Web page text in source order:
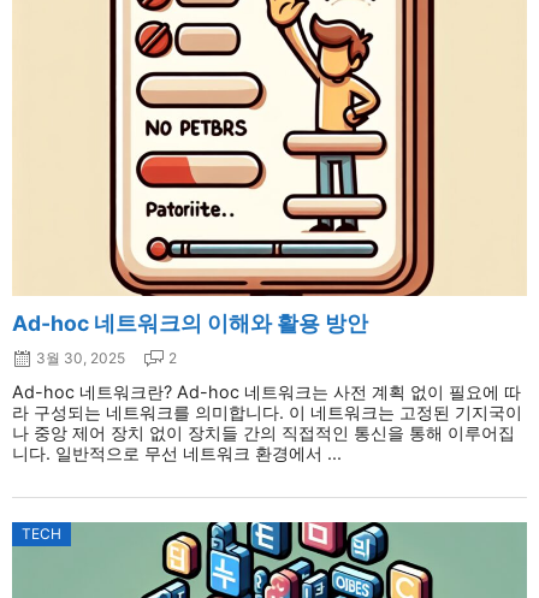
Ad-hoc 네트워크의 이해와 활용 방안
3월 30, 2025 2
Ad-hoc 네트워크란? Ad-hoc 네트워크는 사전 계획 없이 필요에 따
라 구성되는 네트워크를 의미합니다. 이 네트워크는 고정된 기지국이
나 중앙 제어 장치 없이 장치들 간의 직접적인 통신을 통해 이루어집
니다. 일반적으로 무선 네트워크 환경에서 ...
TECH